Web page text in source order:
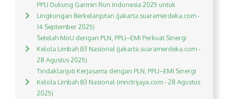
PPLI Dukung Garmin Run Indonesia 2025 untuk
Lingkungan Berkelanjutan (jakarta.suaramerdeka.com -
14 September 2025)
Setelah MoU dengan PLN, PPLI–EMI Perkuat Sinergi
Kelola Limbah B3 Nasional (jakarta.suaramerdeka.com -
28 Agustus 2025)
Tindaklanjuti Kerjasama dengan PLN, PPLI–EMI Sinergi
Kelola Limbah B3 Nasional (mnctrijaya.com - 28 Agustus
2025)